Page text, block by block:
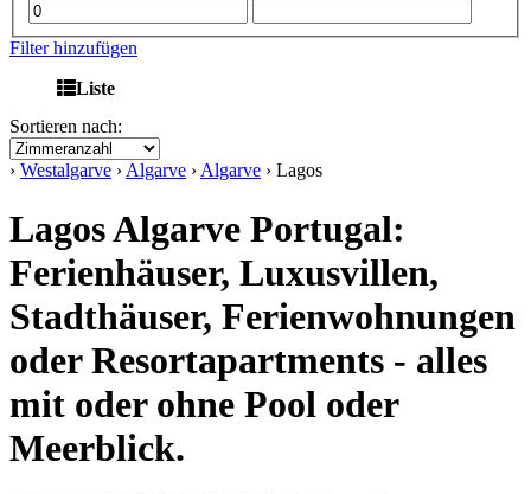
Filter hinzufügen
Liste
Sortieren nach:
› Westalgarve › Algarve › Algarve › Lagos
Lagos Algarve Portugal:
Ferienhäuser, Luxusvillen,
Stadthäuser, Ferienwohnungen
oder Resortapartments - alles
mit oder ohne Pool oder
Meerblick.